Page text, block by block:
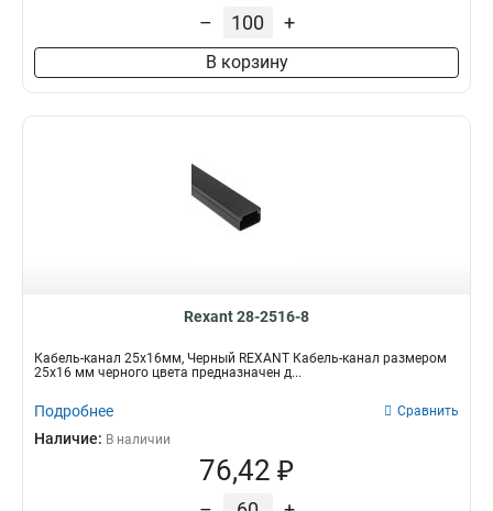
– +
В корзину
Rexant 28-2516-8
Кабель-канал 25х16мм, Черный REXANT Кабель-канал размером
25х16 мм черного цвета предназначен д...
Подробнее Сравнить
Наличие: В наличии
76,42 ₽